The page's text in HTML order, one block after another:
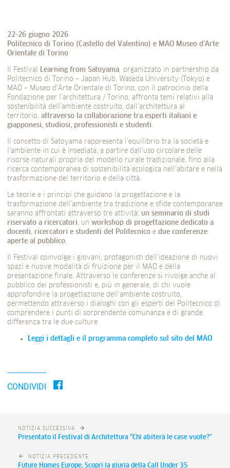
22-26 giugno 2026
Politecnico di Torino (Castello del Valentino) e MAO Museo d’Arte
Orientale di Torino
Il Festival Learning from Satoyama, organizzato in partnership da
Politecnico di Torino – Japan Hub, Waseda University (Tokyo) e
MAO – Museo d’Arte Orientale di Torino, con il patrocinio della
Fondazione per l’architettura / Torino, affronta temi relativi alla
sostenibilità dell’ambiente costruito, dall’architettura al
territorio, attraverso la collaborazione tra esperti italiani e
giapponesi, studiosi, professionisti e studenti.
Il concetto di Satoyama rappresenta l’equilibrio tra la società e
l’ambiente in cui è insediata, a partire dall’uso circolare delle
risorse naturali propria del modello rurale tradizionale, fino alla
ricerca contemporanea di sostenibilità ecologica nell’abitare e nella
trasformazione del territorio e della città.
Le teorie e i principi che guidano la progettazione e la
trasformazione dell’ambiente tra tradizione e sfide contemporanee
saranno affrontati attraverso tre attività: un seminario di studi
riservato a ricercatori, un workshop di progettazione dedicato a
docenti, ricercatori e studenti del Politecnico e due conferenze
aperte al pubblico.
Il Festival coinvolge i giovani, protagonisti dell’ideazione di nuovi
spazi e nuove modalità di fruizione per il MAO e della
presentazione finale. Attraverso le conferenze si rivolge anche al
pubblico dei professionisti e, più in generale, di chi vuole
approfondire la progettazione dell’ambiente costruito,
permettendo attraverso i dialoghi con gli esperti del Politecnico di
comprendere i punti di sorprendente comunanza e di grande
differenza tra le due culture.
Leggi i dettagli e il programma completo sul sito del MAO
CONDIVIDI
NOTIZIA SUCCESSIVA
Presentato il Festival di Architettura “Chi abiterà le case vuote?”
NOTIZIA PRECEDENTE
Future Homes Europe. Scopri la giuria della Call Under 35